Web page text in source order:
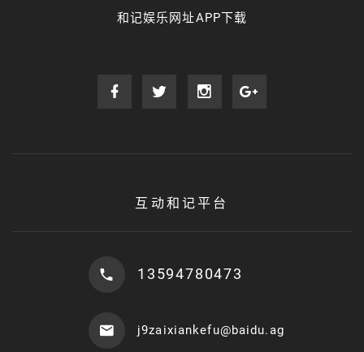
和记娱乐网址APP下载
互动和记平台
13594780473
j9zaixiankefu@baidu.ag